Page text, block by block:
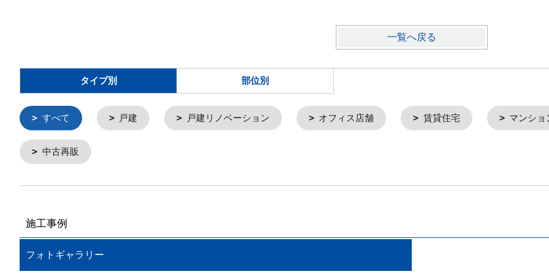
一覧へ戻る
タイプ別 部位別
すべて 戸建 戸建リノベーション オフィス店舗 賃貸住宅 マンショ
中古再販
施工事例
フォトギャラリー